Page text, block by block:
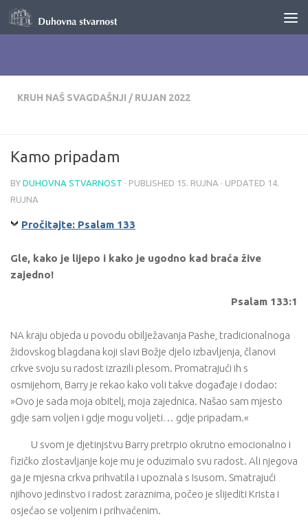
Skip to content
KRUH NAŠ SVAGDAŠNJI / RUJAN 2022
Kamo pripadam
BY DUHOVNA STVARNOST · PUBLISHED 15. RUJNA · UPDATED 14.
RUJNA
Pročitajte: Psalam 133
Gle, kako je lijepo i kako je ugodno kad braća žive
zajedno!
Psalam 133:1
NA kraju objeda u povodu obilježavanja Pashe, tradicionalnoga
židovskog blagdana koji slavi Božje djelo izbavljenja, članovi
crkve svoju su radost izrazili plesom. Promatrajući ih s
osmijehom, Barry je rekao kako voli takve događaje i dodao:
»Ovo je sada moja obitelj, moja zajednica. Našao sam mjesto
gdje sam voljen i gdje mogu voljeti… gdje pripadam.«
U svom je djetinjstvu Barry pretrpio okrutno emocionalno i
fizičko zlostavljanje koje mu je oduzimalo svu radost. Ali njegova
ga je mjesna crkva prihvatila i upoznala s Isusom. Smatrajući
njihovo jedinstvo i radost zaraznima, počeo je slijediti Krista i
osjećao se voljenim i prihvaćenim.